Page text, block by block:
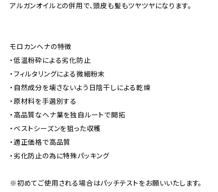
アルガンオイルとの併用で、頭皮も髪もツヤツヤになります。
モロカンヘナの特徴
・低温粉砕による劣化防止
・フィルタリングによる微細粉末
・自然成分を壊さないよう日陰干しによる乾燥
・原材料を手選別する
・高品質なヘナ葉を独自ルートで開拓
・ベストシーズンを狙った収穫
・適正価格で高品質
・劣化防止の為に特殊パッキング
※初めてご使用される場合はパッチテストをお願いいたします。